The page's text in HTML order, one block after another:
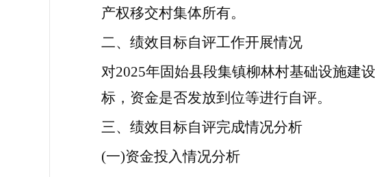
产权移交村集体所有。
二、绩效目标自评工作开展情况
对2025年固始县段集镇柳林村基础设施建
标，资金是否发放到位等进行自评。
三、绩效目标自评完成情况分析
(一)资金投入情况分析